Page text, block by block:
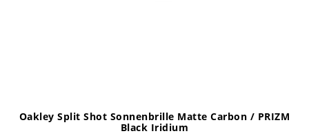
Oakley Split Shot Sonnenbrille Matte Carbon / PRIZM
Black Iridium